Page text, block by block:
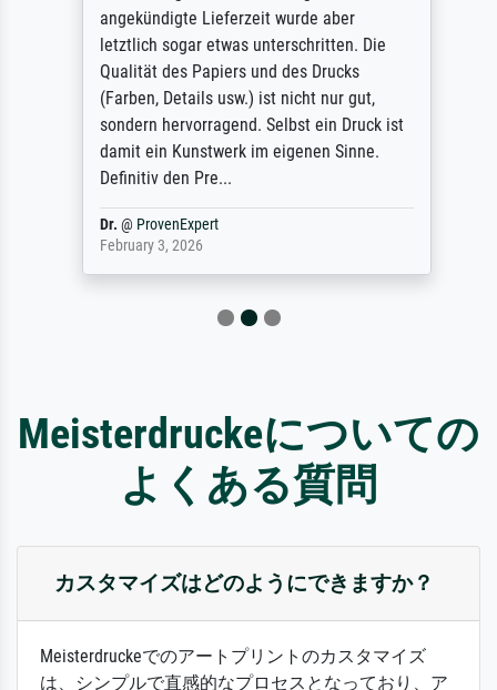
angekündigte Lieferzeit wurde aber
letztlich sogar etwas unterschritten. Die
Qualität des Papiers und des Drucks
(Farben, Details usw.) ist nicht nur gut,
sondern hervorragend. Selbst ein Druck ist
damit ein Kunstwerk im eigenen Sinne.
Definitiv den Pre...
Dr.@ProvenExpert
February 3, 2026
Meisterdruckeについての
よくある質問
カスタマイズはどのようにできますか？
Meisterdruckeでのアートプリントのカスタマイズ
は、シンプルで直感的なプロセスとなっており、ア